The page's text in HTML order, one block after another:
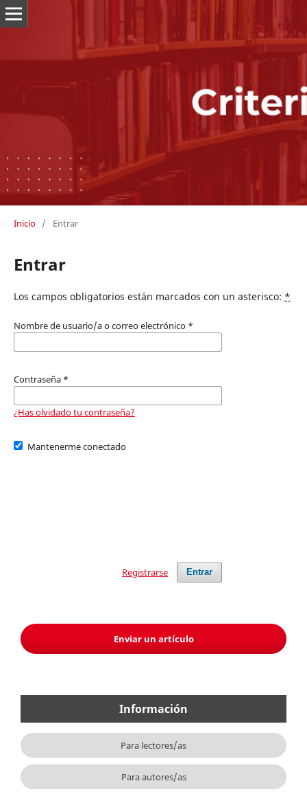
Inicio / Entrar
Entrar
Los campos obligatorios están marcados con un asterisco: *
Nombre de usuario/a o correo electrónico *
Contraseña *
¿Has olvidado tu contraseña?
Mantenerme conectado
Entrar
Registrarse
Enviar un artículo
Información
Para lectores/as
Para autores/as